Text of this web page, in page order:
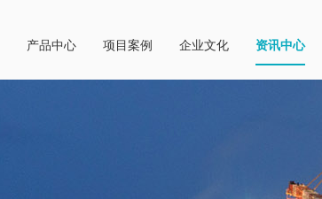
产品中心 项目案例 企业文化 资讯中心